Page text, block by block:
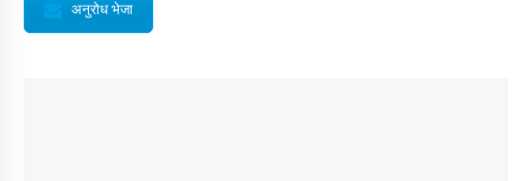
अनुरोध भेजा